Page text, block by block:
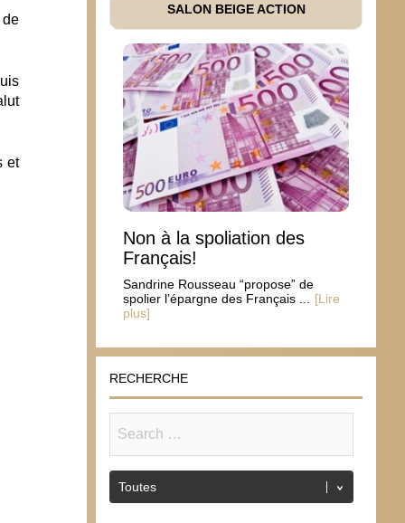
et
SALON BEIGE ACTION
Non à la spoliation des
Français!
Sandrine Rousseau “propose” de
spolier l’épargne des Français ...
[Lire
plus]
RECHERCHE